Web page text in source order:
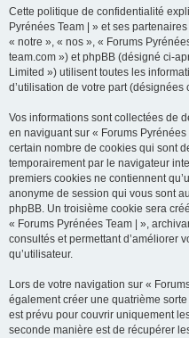
Cette politique de confidentialité
Pyrénées Team | » et ses
« notre », « nos », « Forums
team.com ») et phpBB (désigné ci-
Limited ») utilisent toutes les
d’utilisation de votre part
Vos informations sont collectées de
en naviguant sur « Forums
certain nombre de cookies qui sont
temporairement par le navigateur
premiers cookies ne contiennent
anonyme de session qui vous sont
phpBB. Un troisième cookie sera
« Forums Pyrénées Team | »,
consultés et permettant d’améliorer
qu’utilisateur.
Lors de votre navigation sur «
également créer une quatrième
est prévu pour couvrir uniquement
seconde manière est de récupérer